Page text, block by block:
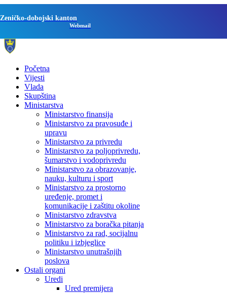
Zeničko-dobojski kanton
Webmail
Početna
Vijesti
Vlada
Skupština
Ministarstva
Ministarstvo finansija
Ministarstvo za pravosuđe i
upravu
Ministarstvo za privredu
Ministarstvo za poljoprivredu,
šumarstvo i vodoprivredu
Ministarstvo za obrazovanje,
nauku, kulturu i sport
Ministarstvo za prostorno
uređenje, promet i
komunikacije i zaštitu okoline
Ministarstvo zdravstva
Ministarstvo za boračka pitanja
Ministarstvo za rad, socijalnu
politiku i izbjeglice
Ministarstvo unutrašnjih
poslova
Ostali organi
Uredi
Ured premijera